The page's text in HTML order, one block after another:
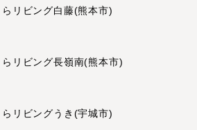
リビング白藤(熊本市)
リビング長嶺南(熊本市)
リビングうき(宇城市)